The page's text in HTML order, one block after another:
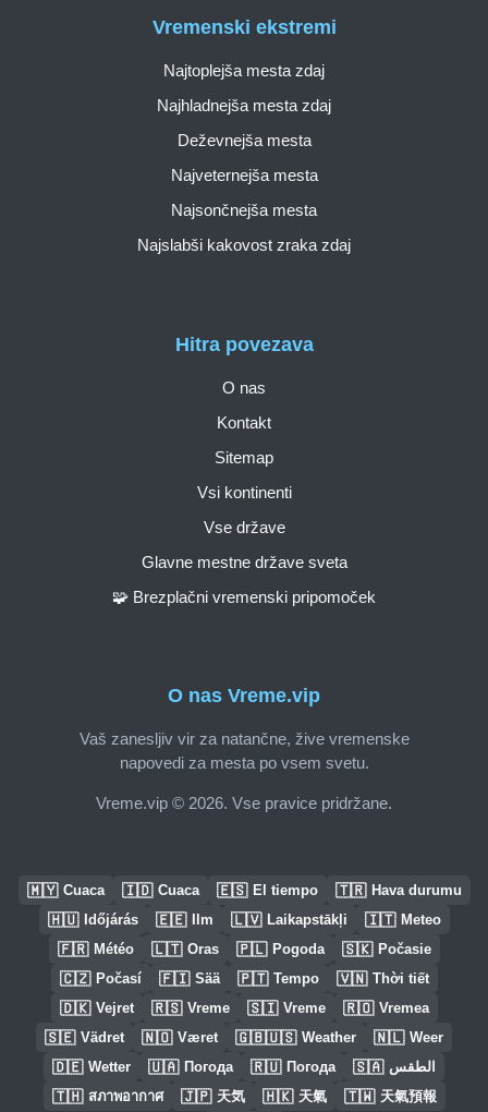
O nas Vreme.vip
Vaš zanesljiv vir za natančne, žive vremenske
napovedi za mesta po vsem svetu.
Vreme.vip © 2026. Vse pravice pridržane.
Hitra povezava
O nas
Kontakt
Sitemap
Vsi kontinenti
Vse države
Glavne mestne države sveta
🧩 Brezplačni vremenski pripomoček
Vremenski ekstremi
Najtoplejša mesta zdaj
Najhladnejša mesta zdaj
Deževnejša mesta
Najveternejša mesta
Najsončnejša mesta
Najslabši kakovost zraka zdaj
🇲🇾 Cuaca 🇮🇩 Cuaca 🇪🇸 El tiempo 🇹🇷 Hava durumu
🇭🇺 Időjárás 🇪🇪 Ilm 🇱🇻 Laikapstākļi 🇮🇹 Meteo
🇫🇷 Météo 🇱🇹 Oras 🇵🇱 Pogoda 🇸🇰 Počasie
🇨🇿 Počasí 🇫🇮 Sää 🇵🇹 Tempo 🇻🇳 Thời tiết
🇩🇰 Vejret 🇷🇸 Vreme 🇸🇮 Vreme 🇷🇴 Vremea
🇸🇪 Vädret 🇳🇴 Været 🇬🇧🇺🇸 Weather 🇳🇱 Weer
🇩🇪 Wetter 🇺🇦 Погода 🇷🇺 Погода 🇸🇦 الطقس
🇹🇭 สภาพอากาศ 🇯🇵 天気 🇭🇰 天氣 🇹🇼 天氣預報